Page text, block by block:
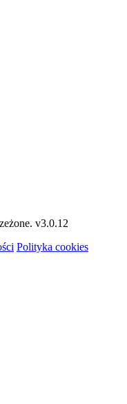
v3.0.12
Polityka cookies